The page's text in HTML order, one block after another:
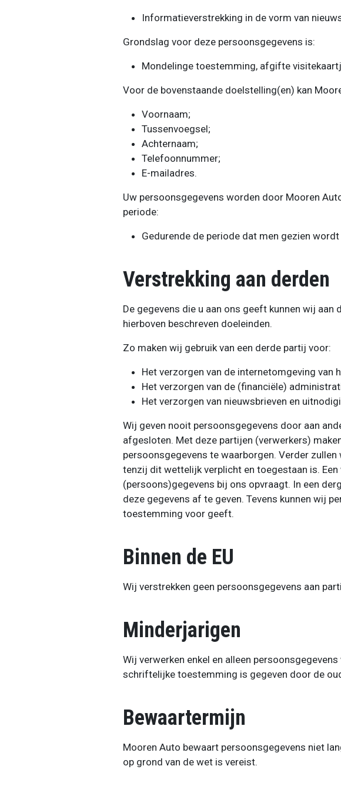
Informatieverstrekking in de vorm van
Grondslag voor deze persoonsgegevens is:
Mondelinge toestemming, afgifte
Voor de bovenstaande doelstelling(en) kan
Voornaam;
Tussenvoegsel;
Achternaam;
Telefoonnummer;
E-mailadres.
Uw persoonsgegevens worden door Mooren
periode:
Gedurende de periode dat men gezien
Verstrekking aan derden
De gegevens die u aan ons geeft kunnen wij
hierboven beschreven doeleinden.
Zo maken wij gebruik van een derde partij voor:
Het verzorgen van de internetomgeving van
Het verzorgen van de (financiële)
Het verzorgen van nieuwsbrieven en
Wij geven nooit persoonsgegevens door aan
afgesloten. Met deze partijen (verwerkers)
persoonsgegevens te waarborgen. Verder
tenzij dit wettelijk verplicht en toegestaan is.
(persoons)gegevens bij ons opvraagt. In een
deze gegevens af te geven. Tevens kunnen wij
toestemming voor geeft.
Binnen de EU
Wij verstrekken geen persoonsgegevens aan
Minderjarigen
Wij verwerken enkel en alleen
schriftelijke toestemming is gegeven door de
Bewaartermijn
Mooren Auto bewaart persoonsgegevens niet
op grond van de wet is vereist.